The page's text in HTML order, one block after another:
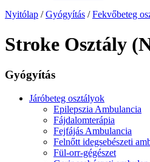
Nyitólap / Gyógyítás / Fekvőbeteg
Stroke Osztály
Gyógyítás
Járóbeteg osztályok
Epilepszia Ambulancia
Fájdalomterápia
Fejfájás Ambulancia
Felnőtt idegsebészeti
Fül-orr-gégészet